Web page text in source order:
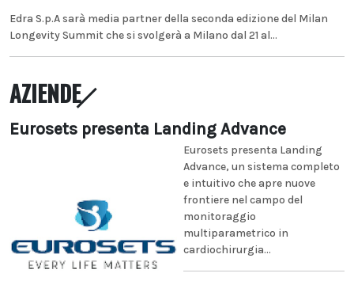
Edra S.p.A sarà media partner della seconda edizione del Milan
Longevity Summit che si svolgerà a Milano dal 21 al...
AZIENDE
Eurosets presenta Landing Advance
Eurosets presenta Landing
Advance, un sistema completo
e intuitivo che apre nuove
frontiere nel campo del
monitoraggio
multiparametrico in
cardiochirurgia...